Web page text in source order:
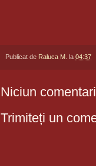
Publicat de Raluca M. la 04:37
Niciun
Trimiteți un